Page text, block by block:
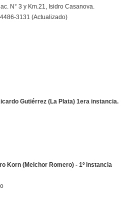
N° 3 y Km.21, Isidro Casanova.
3131 (Actualizado)
Gutiérrez (La Plata) 1era instancia.
Korn (Melchor Romero) - 1º instancia